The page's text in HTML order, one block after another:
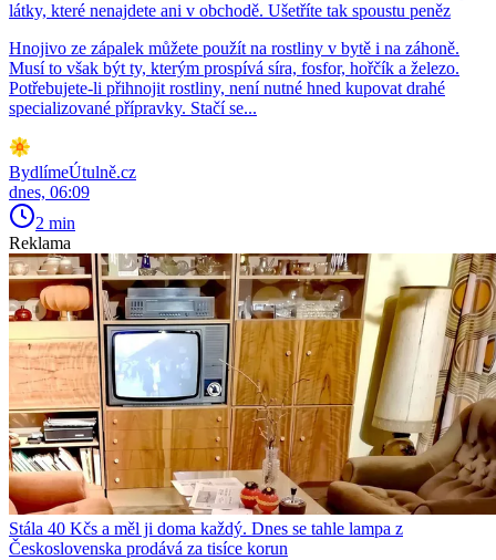
látky, které nenajdete ani v obchodě. Ušetříte tak spoustu peněz
Hnojivo ze zápalek můžete použít na rostliny v bytě i na záhoně.
Musí to však být ty, kterým prospívá síra, fosfor, hořčík a železo.
Potřebujete-li přihnojit rostliny, není nutné hned kupovat drahé
specializované přípravky. Stačí se...
BydlímeÚtulně.cz
dnes, 06:09
2 min
Reklama
Stála 40 Kčs a měl ji doma každý. Dnes se tahle lampa z
Československa prodává za tisíce korun